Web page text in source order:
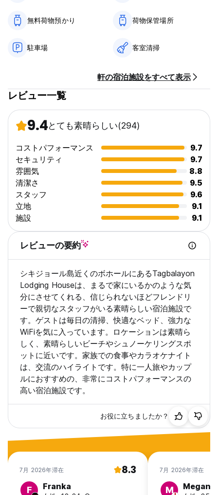
合、またはノーショーの場合は、滞在の最初の1泊分の料金が課金
チェックアウトは11:00～12:00です。
パーティー/イベントは禁止されています。
追加料金は合計費用に自動的に計算されないため、滞在中に別途
お支払いいただく必要があります。
200
税金が含まれています。
門限はありません。
ただし、お子様に優しいですが、親または保護者の同意がない限
り、未成年者はドミトリールームに入ることができません。
この施設では 18 歳以上のお子様は大人とみなされます。
禁煙。
ペットは禁止。 (Auto-translated from original language)
無料荷物預かり 荷物保管場所
駐車場 客室清掃
軒の宿泊施設をすべて表示
レビュー一覧
9.4とても素晴らしい(294)
コストパフォーマンス
9.7
セキュリティ
9.7
雰囲気
8.8
清潔さ
9.5
スタッフ
9.6
立地
9.1
施設
9.1
レビューの要約
シキジョール島近くのボホールにあるTagbalayon
Lodging Houseは、まるで家にいるかのような気
分にさせてくれる、信じられないほどフレンドリ
ーで親切なスタッフがいる素晴らしい宿泊施設で
す。ゲストは毎日の清掃、快適なベッド、強力な
WiFiを気に入っています。ロケーションは素晴ら
しく、素晴らしいビーチやシュノーケリングスポ
ットに近いです。家族での食事やカラオケナイト
は、交流のハイライトです。特に一人旅やカップ
ルにおすすめの、非常にコストパフォーマンスの
高い宿泊施設です。
お役に立ちましたか？
7月 2026年滞在 8.3
F Franka
7月 2026年滞在
M Megan